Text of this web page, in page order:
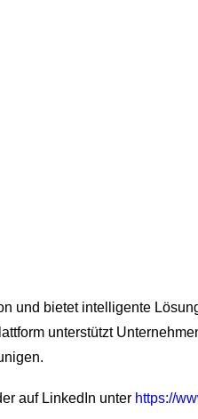
und bietet intelligente
unterstützt
auf LinkedIn unter https://